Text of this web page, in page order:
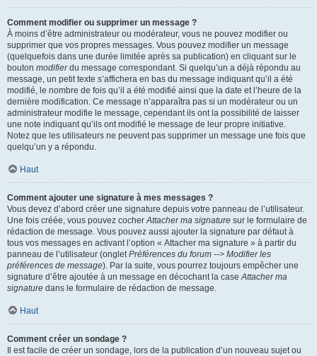
Comment modifier ou supprimer un message ?
À moins d’être administrateur ou modérateur, vous ne pouvez modifier ou
supprimer que vos propres messages. Vous pouvez modifier un message
(quelquefois dans une durée limitée après sa publication) en cliquant sur le
bouton modifierdu message correspondant. Si quelqu’un a déjà répondu au
message, un petit texte s’affichera en bas du message indiquant qu’il a été
modifié, le nombre de fois qu’il a été modifié ainsi que la date et l’heure de la
dernière modification. Ce message n’apparaîtra pas si un modérateur ou un
administrateur modifie le message, cependant ils ont la possibilité de laisser
une note indiquant qu’ils ont modifié le message de leur propre initiative.
Notez que les utilisateurs ne peuvent pas supprimer un message une fois que
quelqu’un y a répondu.
Haut
Comment ajouter une signature à mes messages ?
Vous devez d’abord créer une signature depuis votre panneau de l’utilisateur.
Une fois créée, vous pouvez cocherAttacher ma signature sur le formulaire de
rédaction de message. Vous pouvez aussi ajouter la signature par défaut à
tous vos messages en activant l’option « Attacher ma signature » à partir du
panneau de l’utilisateur (ongletPréférences du forum --> Modifier les
préférences de message). Par la suite, vous pourrez toujours empêcher une
signature d’être ajoutée à un message en décochant la caseAttacher ma
signature dans le formulaire de rédaction de message.
Haut
Comment créer un sondage ?
Il est facile de créer un sondage, lors de la publication d’un nouveau sujet ou